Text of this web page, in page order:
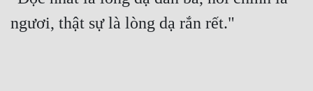
ngươi, thật sự là lòng dạ rắn rết."